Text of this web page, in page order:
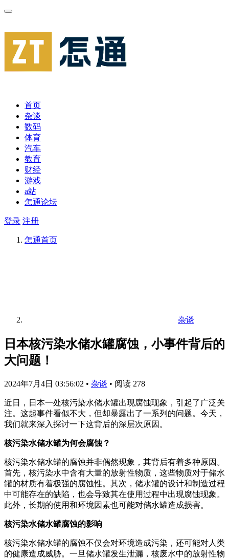
首页
杂谈
数码
体育
汽车
教育
财经
游戏
a站
怎通论坛
登录 注册
怎通首页
杂谈
日本核污染水储水罐腐蚀，小事件背后的
大问题！
2024年7月4日 03:56:02 • 杂谈 • 阅读 278
近日，日本一处核污染水储水罐出现腐蚀现象，引起了广泛关
注。这起事件看似不大，但却暴露出了一系列的问题。今天，
我们就来深入探讨一下这背后的深层次原因。
核污染水储水罐为何会腐蚀？
核污染水储水罐的腐蚀并非偶然现象，其背后有着多种原因。
首先，核污染水中含有大量的放射性物质，这些物质对于储水
罐的材质有着极强的腐蚀性。其次，储水罐的设计和制造过程
中可能存在的缺陷，也会导致其在使用过程中出现腐蚀现象。
此外，长期的使用和环境因素也可能对储水罐造成损害。
核污染水储水罐腐蚀的影响
核污染水储水罐的腐蚀不仅会对环境造成污染，还可能对人类
的健康造成威胁。一旦储水罐发生泄漏，核废水中的放射性物